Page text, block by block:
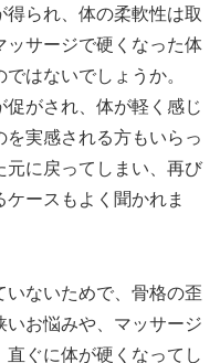
られ、体の柔軟性は取
ッサージで硬くなった体
はないでしょうか。
がされ、体が軽く感じ
実感される方もいらっ
元に戻ってしまい、再び
ースもよく聞かれま
いないためで、骨格の歪
お悩みや、マッサージ
ぐに体が硬くなってし